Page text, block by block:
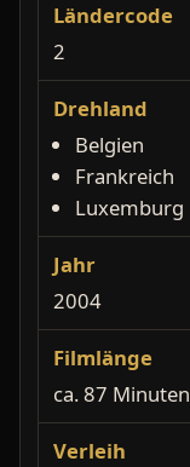
Ländercode
2
Drehland
Belgien
Frankreich
Luxemburg
Jahr
2004
Filmlänge
ca. 87 Minuten
Verleih